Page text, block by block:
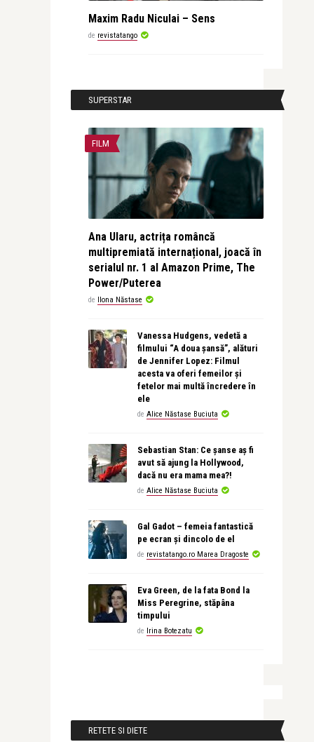
Maxim Radu Niculai – Sens
de revistatango
SUPERSTAR
FILM
Ana Ularu, actrița româncă
multipremiată internațional, joacă în
serialul nr. 1 al Amazon Prime, The
Power/Puterea
de Ilona Năstase
Vanessa Hudgens, vedetă a
filmului “A doua șansă”, alături
de Jennifer Lopez: Filmul
acesta va oferi femeilor și
fetelor mai multă încredere în
ele
de Alice Năstase Buciuta
Sebastian Stan: Ce șanse aș fi
avut să ajung la Hollywood,
dacă nu era mama mea?!
de Alice Năstase Buciuta
Gal Gadot – femeia fantastică
pe ecran și dincolo de el
de revistatango.ro Marea Dragoste
Eva Green, de la fata Bond la
Miss Peregrine, stăpâna
timpului
de Irina Botezatu
RETETE SI DIETE